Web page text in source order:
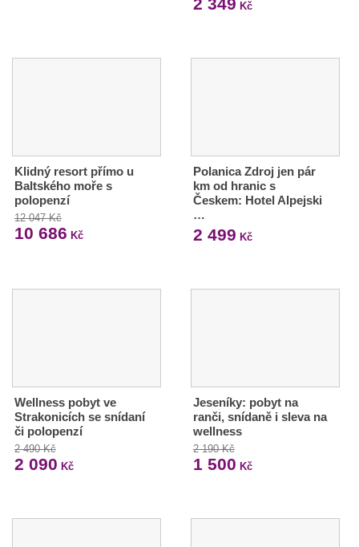
Kč
Klidný resort přímo u
Baltského moře s
polopenzí
12 047 Kč
10 686 Kč
Polanica Zdroj jen pár
km od hranic s
Českem: Hotel Alpejski
…
2 499 Kč
Wellness pobyt ve
Strakonicích se snídaní
či polopenzí
2 490 Kč
2 090 Kč
Jeseníky: pobyt na
ranči, snídaně i sleva na
wellness
2 190 Kč
1 500 Kč